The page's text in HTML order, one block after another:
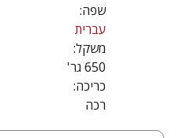
שפה:
עברית
משקל:
650 גר'
כריכה:
רכה